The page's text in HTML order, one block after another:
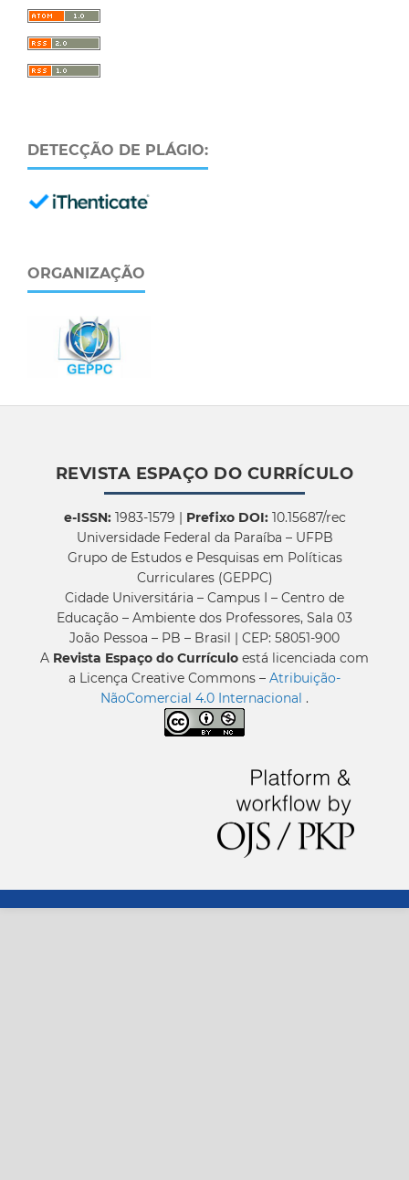
DETECÇÃO DE PLÁGIO:
ORGANIZAÇÃO
REVISTA ESPAÇO DO CURRÍCULO
e-ISSN:1983-1579 | Prefixo DOI:10.15687/rec
Universidade Federal da Paraíba – UFPB
Grupo de Estudos e Pesquisas em Políticas
Curriculares (GEPPC)
Cidade Universitária – Campus I – Centro de
Educação – Ambiente dos Professores, Sala 03
João Pessoa – PB – Brasil | CEP: 58051-900
A Revista Espaço do Currículo está licenciada com
a Licença Creative Commons – Atribuição-
NãoComercial 4.0 Internacional .